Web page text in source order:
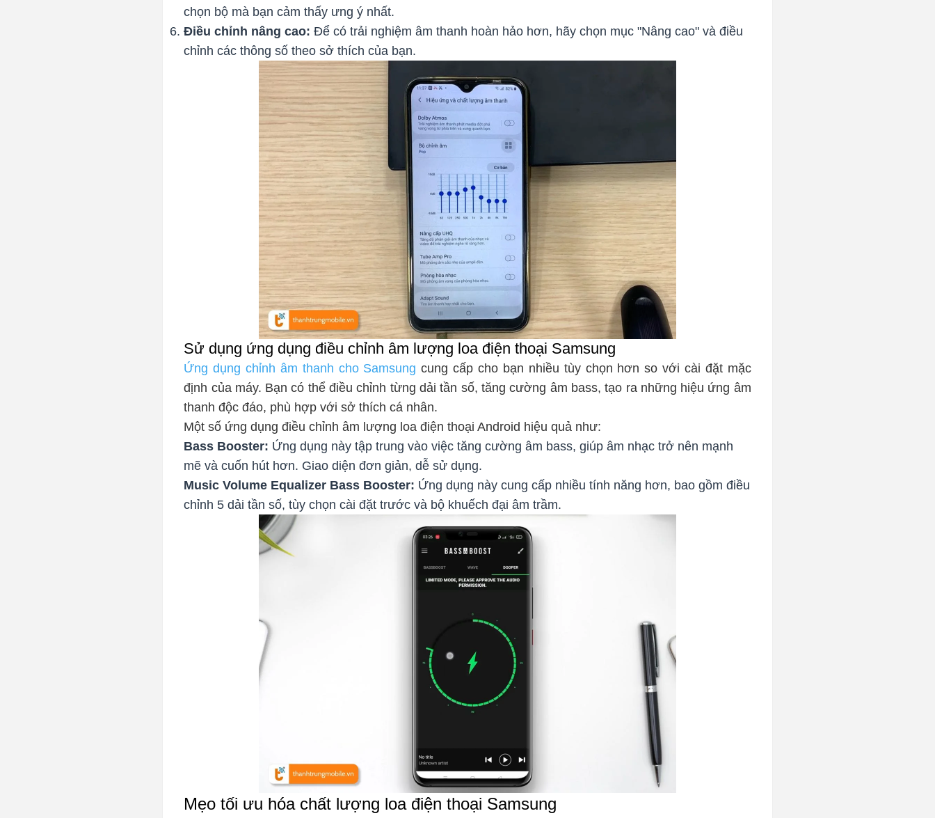
chọn bộ mà bạn cảm thấy ưng ý nhất.
Điều chỉnh nâng cao: Để có trải nghiệm âm thanh hoàn hảo hơn, hãy chọn mục "Nâng cao" và điều
chỉnh các thông số theo sở thích của bạn.
Sử dụng ứng dụng điều chỉnh âm lượng loa điện thoại Samsung
Ứng dụng chỉnh âm thanh cho Samsung cung cấp cho bạn nhiều tùy chọn hơn so với cài đặt mặc
định của máy. Bạn có thể điều chỉnh từng dải tần số, tăng cường âm bass, tạo ra những hiệu ứng âm
thanh độc đáo, phù hợp với sở thích cá nhân.
Một số ứng dụng điều chỉnh âm lượng loa điện thoại Android hiệu quả như:
Bass Booster: Ứng dụng này tập trung vào việc tăng cường âm bass, giúp âm nhạc trở nên mạnh
mẽ và cuốn hút hơn. Giao diện đơn giản, dễ sử dụng.
Music Volume Equalizer Bass Booster: Ứng dụng này cung cấp nhiều tính năng hơn, bao gồm điều
chỉnh 5 dải tần số, tùy chọn cài đặt trước và bộ khuếch đại âm trầm.
Mẹo tối ưu hóa chất lượng loa điện thoại Samsung